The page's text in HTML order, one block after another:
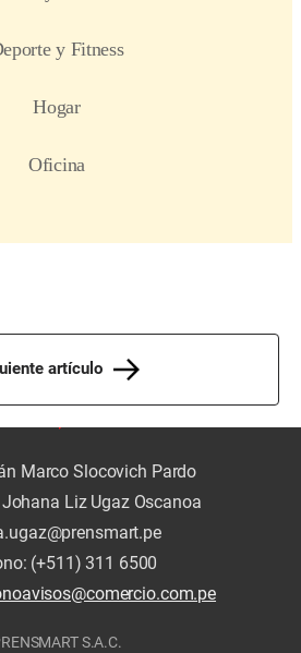
artículo
Marco Slocovich Pardo
Liz Ugaz Oscanoa
(+511) 311 6500
S.A.C.